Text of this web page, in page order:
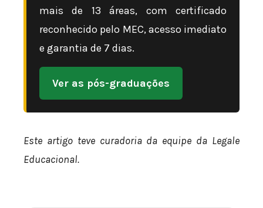
mais de 13 áreas, com certificado
reconhecido pelo MEC, acesso imediato
e garantia de 7 dias.
Ver as pós-graduações
Este artigo teve curadoria da equipe da Legale
Educacional.